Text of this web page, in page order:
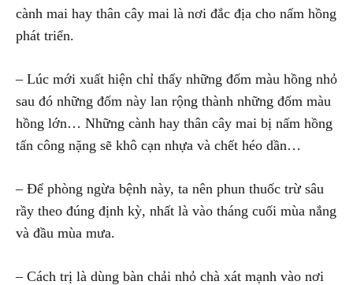
cành mai hay thân cây mai là nơi đắc địa cho nấm hồng
phát triển.
– Lúc mới xuất hiện chỉ thấy những đốm màu hồng nhỏ
sau đó những đốm này lan rộng thành những đốm màu
hồng lớn… Những cành hay thân cây mai bị nấm hồng
tấn công nặng sẽ khô cạn nhựa và chết héo dần…
– Để phòng ngừa bệnh này, ta nên phun thuốc trừ sâu
rầy theo đúng định kỳ, nhất là vào tháng cuối mùa nắng
và đầu mùa mưa.
– Cách trị là dùng bàn chải nhỏ chà xát mạnh vào nơi